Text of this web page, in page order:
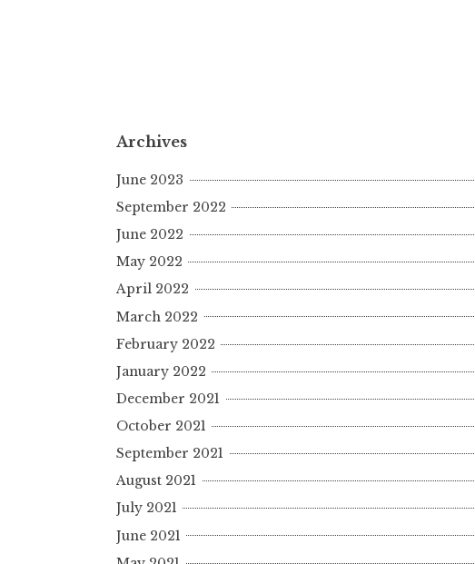
Archives
June 2023
September 2022
June 2022
May 2022
April 2022
March 2022
February 2022
January 2022
December 2021
October 2021
September 2021
August 2021
July 2021
June 2021